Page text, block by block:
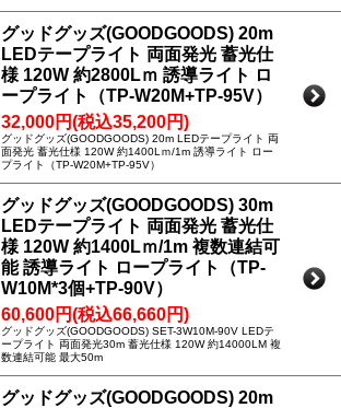
グッドグッズ(GOODGOODS) 20m
LEDテープライト 両面発光 蓄光仕
様 120W 約2800Lｍ 誘導ライト ロ
ープライト（TP-W20M+TP-95V）
32,000円(税込35,200円)
グッドグッズ(GOODGOODS) 20m LEDテープライト 両
面発光 蓄光仕様 120W 約1400Lｍ/1m 誘導ライト ロー
プライト（TP-W20M+TP-95V）
グッドグッズ(GOODGOODS) 30m
LEDテープライト 両面発光 蓄光仕
様 120W 約1400Lｍ/1m 複数連結可
能 誘導ライト ロープライト（TP-
W10M*3個+TP-90V）
60,600円(税込66,660円)
グッドグッズ(GOODGOODS) SET-3W10M-90V LEDテ
ープライト 両面発光30m 蓄光仕様 120W 約14000LM 複
数連結可能 最大50m
グッドグッズ(GOODGOODS) 20m